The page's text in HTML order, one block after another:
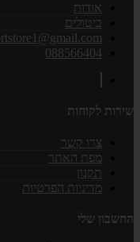
אודות
ביטולים
088566404
שירות לקוחות
צרו קשר
מפת האתר
תקנון
מדיניות הפרטיות
החשבון שלי